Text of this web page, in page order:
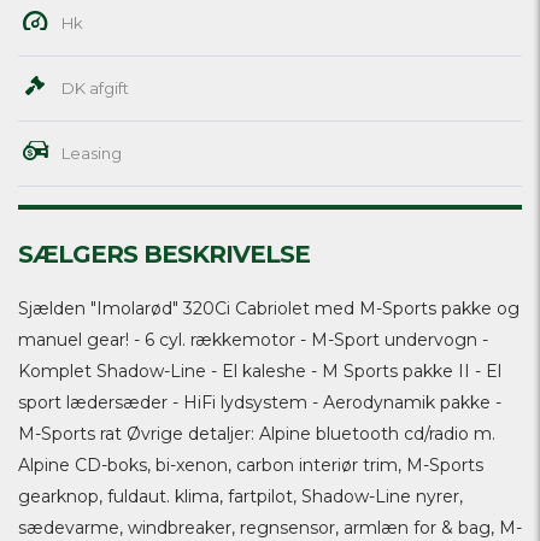
Hk
DK afgift
Leasing
SÆLGERS BESKRIVELSE
Sjælden "Imolarød" 320Ci Cabriolet med M-Sports pakke og
manuel gear! - 6 cyl. rækkemotor - M-Sport undervogn -
Komplet Shadow-Line - El kaleshe - M Sports pakke II - El
sport lædersæder - HiFi lydsystem - Aerodynamik pakke -
M-Sports rat Øvrige detaljer: Alpine bluetooth cd/radio m.
Alpine CD-boks, bi-xenon, carbon interiør trim, M-Sports
gearknop, fuldaut. klima, fartpilot, Shadow-Line nyrer,
sædevarme, windbreaker, regnsensor, armlæn for & bag, M-